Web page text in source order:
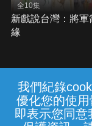
我們紀錄
優化您的使用
即表示您同意
全10集
新戲說台灣：將軍
緣
常見問題 線